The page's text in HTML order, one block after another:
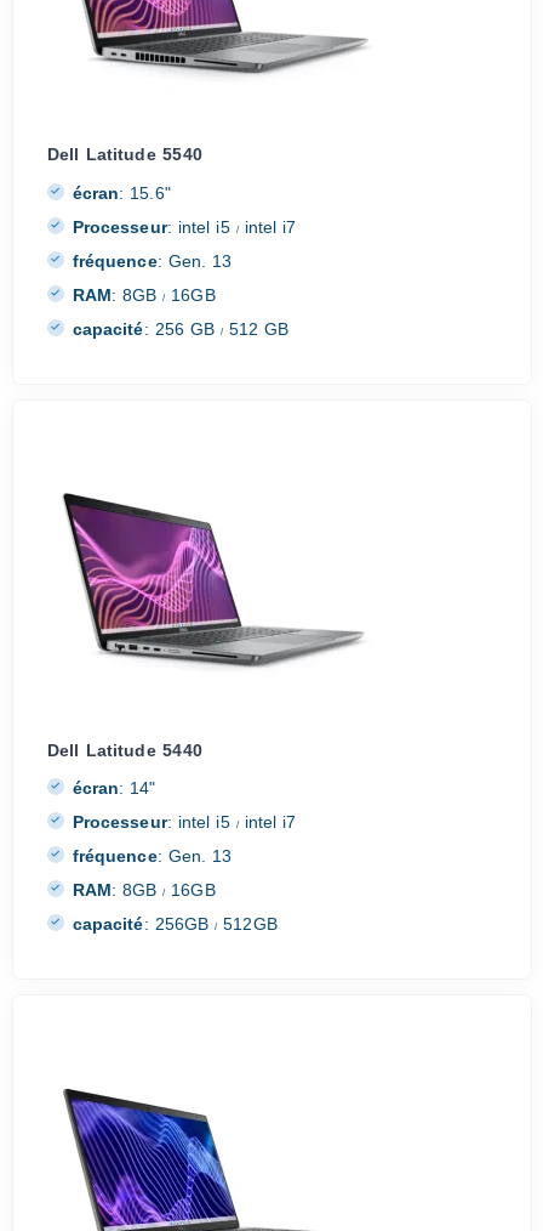
Dell Latitude 5540
écran: 15.6"
Processeur: intel i5 /intel i7
fréquence: Gen. 13
RAM: 8GB/ 16GB
capacité: 256 GB / 512 GB
Dell Latitude 5440
écran: 14"
Processeur: intel i5 /intel i7
fréquence: Gen. 13
RAM: 8GB/ 16GB
capacité: 256GB/ 512GB